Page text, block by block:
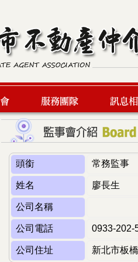
服務團隊 最新訊息
頭銜 常務監事
姓名 廖長生
公司名稱
公司電話 0933-202-
公司住址 新北市板